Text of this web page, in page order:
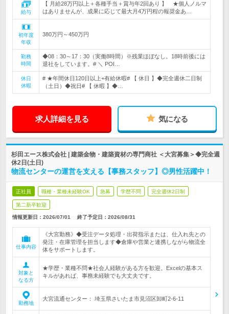
給与
【 月給28万円以上＋各種手当＋賞与年2回あり 】 ★個人ノルマ
はありませんが、成果に応じて最大月4万円程の報奨金あ…
初年度
年収
380万円～450万円
勤務
時間
◆08：30～17：30（実働8時間）※残業ほぼなし。18時前後には
退社をしています。# ＼ POI…
休日
休暇
# ★年間休日120日以上+有給休暇# 【 休日 】◆完全週休二日制
（土日）◆祝日# 【 休暇 】◆…
求人詳細を見る 気になる
杉田エース株式会社 | 建築金物・建築資材の専門商社 ＜大宮募集＞◆完全週
休2日(土日)
物流センターの運営を支える【事務スタッフ】◎男性活躍中！
正社員 職種・業種未経験OK 急募 学歴不問 完全週休2日制
第二新卒歓迎
情報更新日：2026/07/01 終了予定日： 2026/08/31
仕事内容
《大宮勤務》◆受注データ処理・出荷指示または、仕入れ先との
発注・在庫管理を担当します◆倉庫や営業と連携しながら物流全
体をサポートします。
対象と
なる方
★学歴・業種不問★社会人経験がある方を歓迎。Excelの基本ス
キルがあれば、事務未経験でも大丈夫です。
勤務地
大宮流通センター： 埼玉県さいたま市見沼区卸町2-6-11